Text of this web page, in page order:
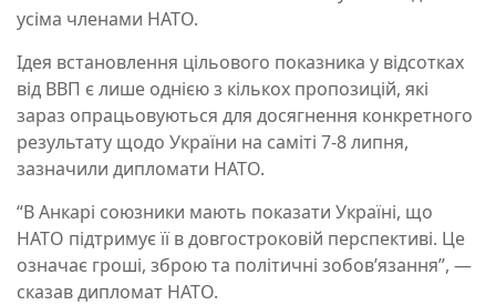
усіма членами НАТО.
Ідея встановлення цільового показника у відсотках
від ВВП є лише однією з кількох пропозицій, які
зараз опрацьовуються для досягнення конкретного
результату щодо України на саміті 7-8 липня,
зазначили дипломати НАТО.
“В Анкарі союзники мають показати Україні, що
НАТО підтримує її в довгостроковій перспективі. Це
означає гроші, зброю та політичні зобов’язання”, —
сказав дипломат НАТО.